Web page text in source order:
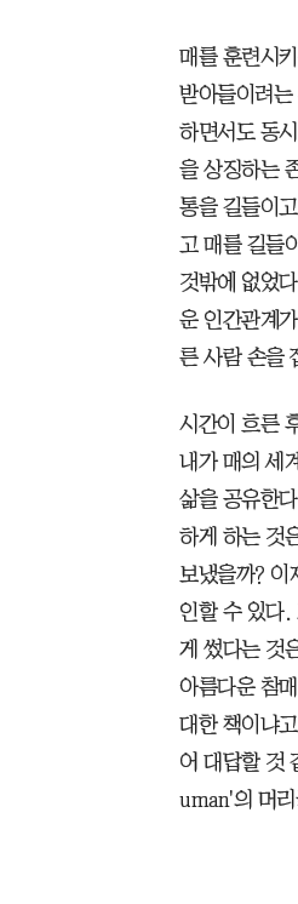
매를 훈련시
받아들이려
하면서도 동
을 상징하는
통을 길들이
고 매를 길들
것밖에 없었
운 인간관계
른 사람 손을
시간이 흐른
내가 매의 세
삶을 공유한
하게 하는 것
보냈을까? 이
인할 수 있다.
게 썼다는 것
아름다운 참
대한 책이냐
어 대답할 것
uman'의 머